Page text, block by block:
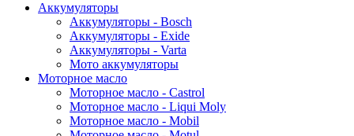
Аккумуляторы
Аккумуляторы - Bosch
Аккумуляторы - Exide
Аккумуляторы - Varta
Мото аккумуляторы
Моторное масло
Моторное масло - Castrol
Моторное масло - Liqui Moly
Моторное масло - Mobil